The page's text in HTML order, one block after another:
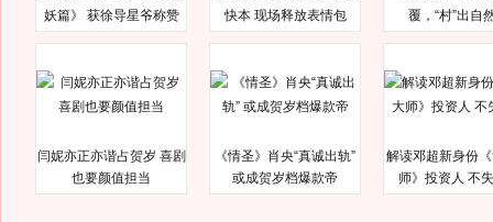
妖篇》 获徐导星爷称赞
快本 现场释放表情包
覆，“村”出自
闫妮亦正亦谐占贺岁 喜剧
也要颜值担当
《情圣》肖央“真诚出轨”
或成贺岁档爆款帝
解读邓超新身份
师》投资人 不